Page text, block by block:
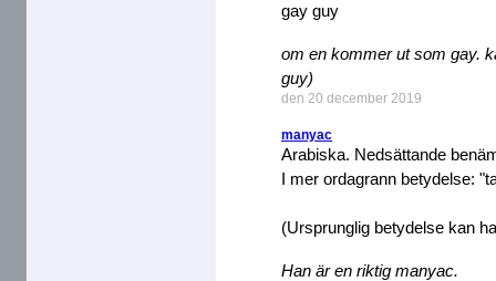
gay guy
om en kommer ut som gay.
guy)
den 20 december 2019
manyac
Arabiska. Nedsättande
I mer ordagrann betydelse:
(Ursprunglig betydelse kan
Han är en riktig manyac.